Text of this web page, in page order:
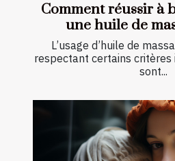
Comment réussir à
une huile de
L’usage d’huile de
respectant certains
sont...